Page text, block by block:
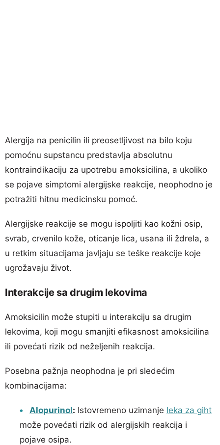
Alergija na penicilin ili preosetljivost na bilo koju
pomoćnu supstancu predstavlja absolutnu
kontraindikaciju za upotrebu amoksicilina, a ukoliko
se pojave simptomi alergijske reakcije, neophodno je
potražiti hitnu medicinsku pomoć.
Alergijske reakcije se mogu ispoljiti kao kožni osip,
svrab, crvenilo kože, oticanje lica, usana ili ždrela, a
u retkim situacijama javljaju se teške reakcije koje
ugrožavaju život.
Interakcije sa drugim lekovima
Amoksicilin može stupiti u interakciju sa drugim
lekovima, koji mogu smanjiti efikasnost amoksicilina
ili povećati rizik od neželjenih reakcija.
Posebna pažnja neophodna je pri sledećim
kombinacijama:
Alopurinol: Istovremeno uzimanje leka za giht
može povećati rizik od alergijskih reakcija i
pojave osipa.